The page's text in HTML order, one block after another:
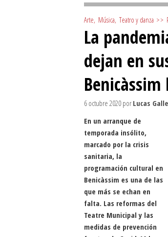
Arte, Música, Teatro y danza >>
La
dejan en
6 octubre 2020 por Lucas
En un arranque de
temporada insólito,
marcado por la crisis
sanitaria, la
programación cultural en
Benicàssim es una de las
que más se echan en
falta. Las reformas del
Teatre Municipal y las
medidas de prevención